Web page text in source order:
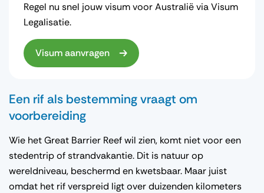
Regel nu snel jouw visum voor Australië via Visum
Legalisatie.
Visum aanvragen
Een rif als bestemming vraagt om
voorbereiding
Wie het Great Barrier Reef wil zien, komt niet voor een
stedentrip of strandvakantie. Dit is natuur op
wereldniveau, beschermd en kwetsbaar. Maar juist
omdat het rif verspreid ligt over duizenden kilometers